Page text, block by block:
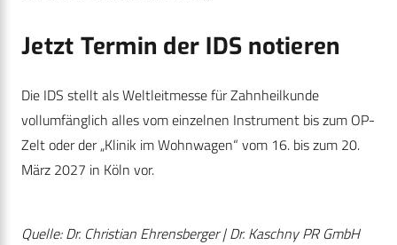
Jetzt Termin der IDS notieren
Die IDS stellt als Weltleitmesse für Zahnheilkunde
vollumfänglich alles vom einzelnen Instrument bis zum OP-
Zelt oder der „Klinik im Wohnwagen“ vom 16. bis zum 20.
März 2027 in Köln vor.
Quelle:Dr. Christian Ehrensberger | Dr. Kaschny PR GmbH